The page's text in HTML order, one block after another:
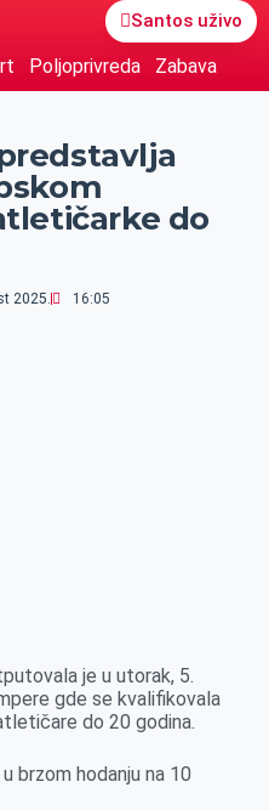
Santos uživo
Poljoprivreda Zabava
do
2025. 16:05
je u utorak, 5.
gde se kvalifikovala
do 20 godina.
brzom hodanju na 10